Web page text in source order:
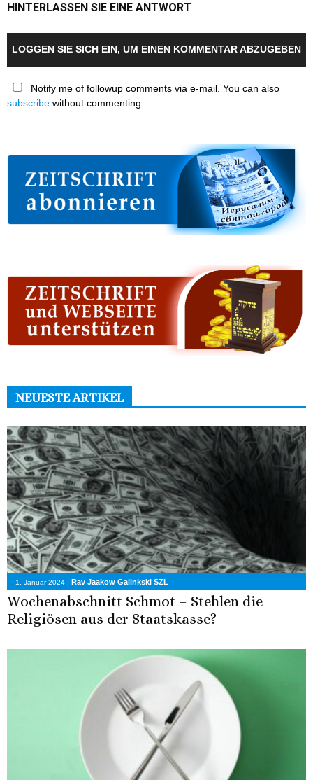
HINTERLASSEN SIE EINE ANTWORT
LOGGEN SIE SICH EIN, UM EINEN KOMMENTAR ABZUGEBEN
Notify me of followup comments via e-mail. You can also
subscribe without commenting.
NEUESTE ARTIKEL
1. Januar 2024 Rav Jaakow Galinkski SZL
Wochenabschnitt Schmot – Stehlen die
Religiösen aus der Staatskasse?